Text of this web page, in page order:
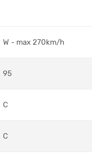
W - max 270km/h
95
C
C